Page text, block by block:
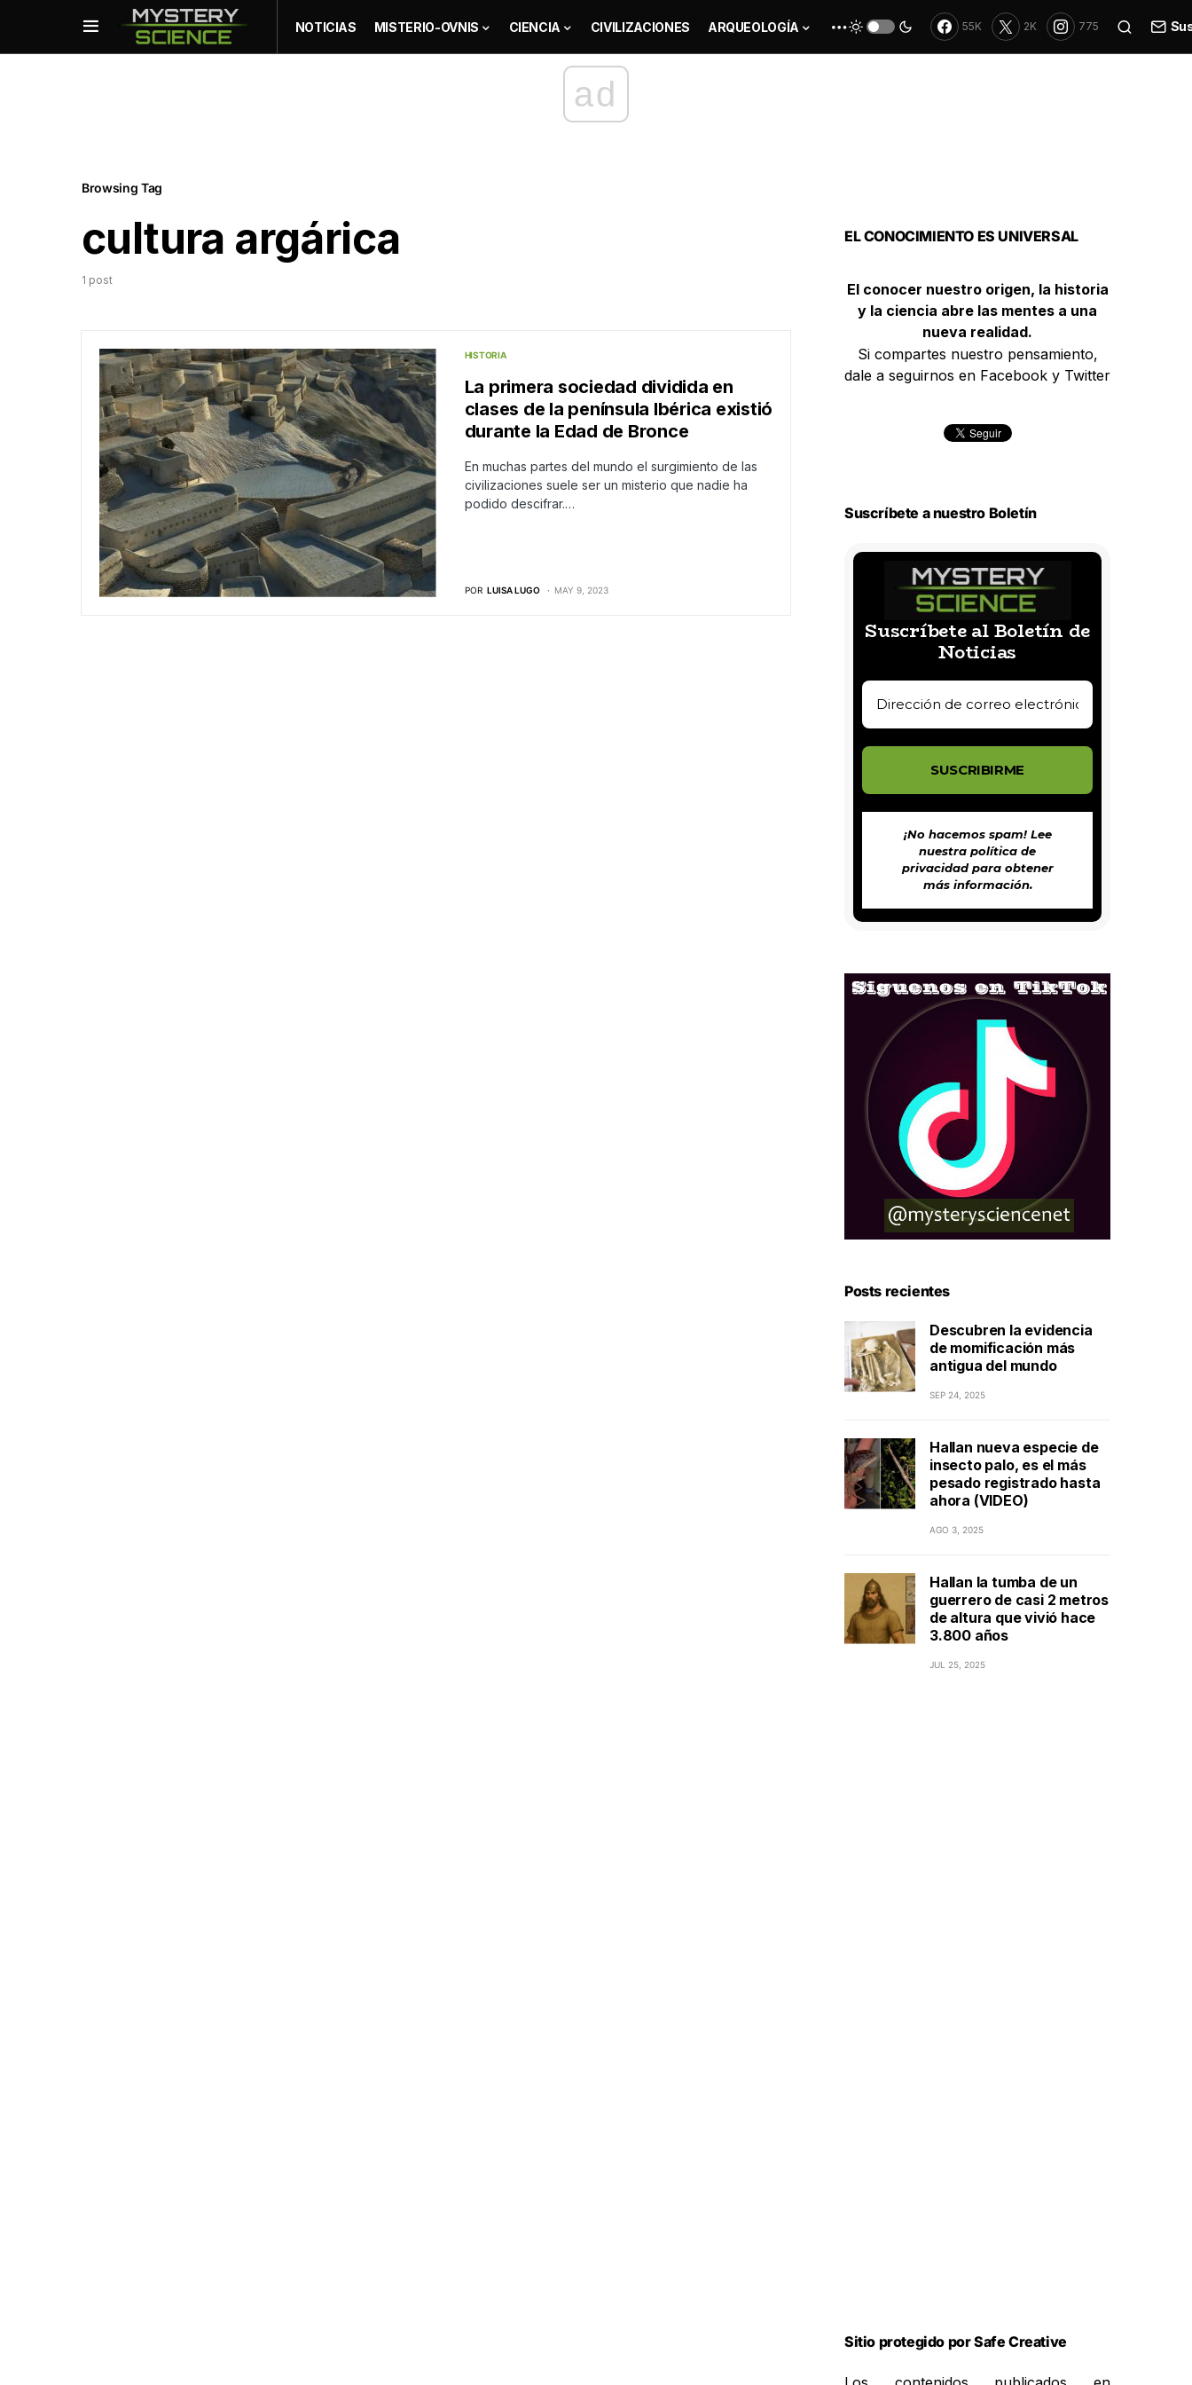
NOTICIAS MISTERIO-OVNIS CIENCIA CIVILIZACIONES ARQUEOLOGÍA 55K 2K 775
ad
Browsing Tag
cultura argárica
1 post
HISTORIA
La primera sociedad dividida en
clases de la península Ibérica existió
durante la Edad de Bronce
En muchas partes del mundo el surgimiento de las
civilizaciones suele ser un misterio que nadie ha
podido descifrar.…
POR LUISA LUGO MAY 9, 2023
EL CONOCIMIENTO ES UNIVERSAL
El conocer nuestro origen, la historia
y la ciencia abre las mentes a una
nueva realidad.
Si compartes nuestro pensamiento,
dale a seguirnos en Facebook y Twitter
Suscríbete a nuestro Boletín
Suscríbete al Boletín de
Noticias
¡No hacemos spam! Lee
nuestra política de
privacidadpara obtener
más información.
Posts recientes
Descubren la evidencia
de momificación más
antigua del mundo
SEP 24, 2025
Hallan nueva especie de
insecto palo, es el más
pesado registrado hasta
ahora (VIDEO)
AGO 3, 2025
Hallan la tumba de un
guerrero de casi 2 metros
de altura que vivió hace
3.800 años
JUL 25, 2025
Sitio protegido por Safe Creative